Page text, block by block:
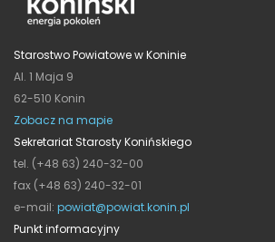
Starostwo Powiatowe w Koninie
Al. 1 Maja 9
62-510 Konin
Zobacz na mapie
Sekretariat Starosty Konińskiego
tel. (+48 63) 240-32-00
fax (+48 63) 240-32-01
e-mail: powiat@powiat.konin.pl
Punkt informacyjny